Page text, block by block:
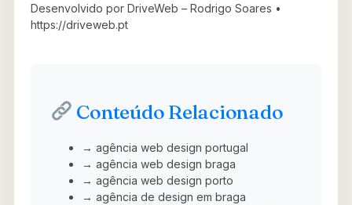
Desenvolvido por DriveWeb – Rodrigo Soares •
https://driveweb.pt
Conteúdo Relacionado
→ agência web design portugal
→ agência web design braga
→ agência web design porto
→ agência de design em braga